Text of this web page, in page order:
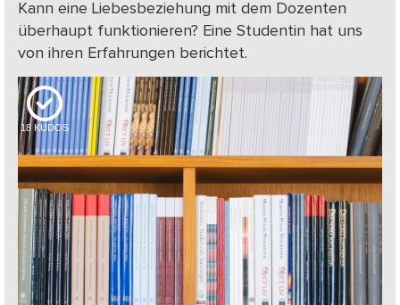
Kann eine Liebesbeziehung mit dem Dozenten
überhaupt funktionieren? Eine Studentin hat uns
von ihren Erfahrungen berichtet.
18 KUDOS